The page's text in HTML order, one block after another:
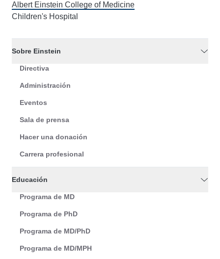
Albert Einstein College of Medicine
Children's Hospital
Sobre Einstein
Directiva
Administración
Eventos
Sala de prensa
Hacer una donación
Carrera profesional
Educación
Programa de MD
Programa de PhD
Programa de MD/PhD
Programa de MD/MPH